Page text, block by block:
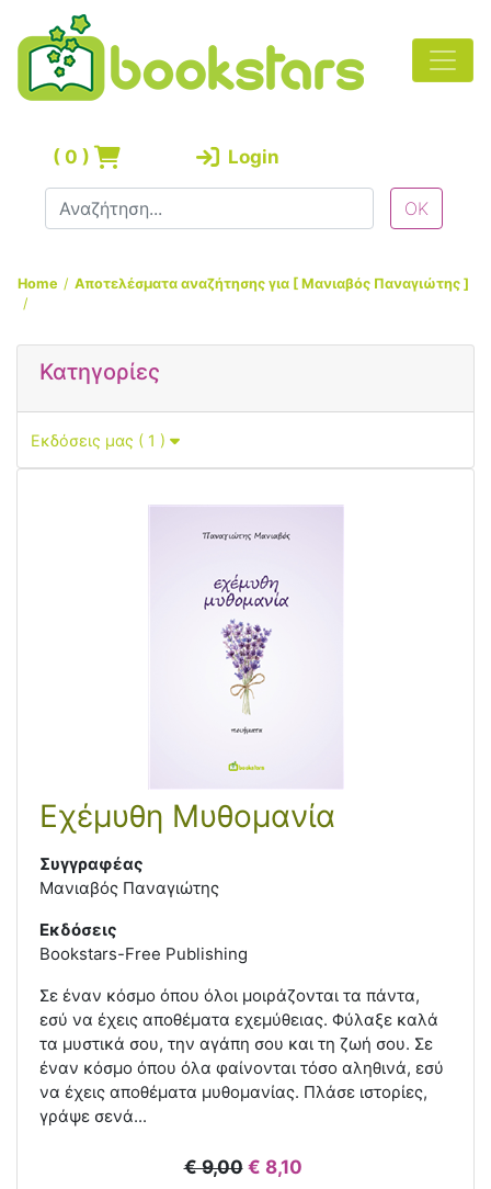
( 0 ) Login
Home Αποτελέσματα αναζήτησης για [ Μανιαβός Παναγιώτης ]
Κατηγορίες
Εκδόσεις μας ( 1 )
Εχέμυθη Μυθομανία
Συγγραφέας
Μανιαβός Παναγιώτης
Εκδόσεις
Bookstars-Free Publishing
Σε έναν κόσμο όπου όλοι μοιράζονται τα πάντα,
εσύ να έχεις αποθέματα εχεμύθειας. Φύλαξε καλά
τα μυστικά σου, την αγάπη σου και τη ζωή σου. Σε
έναν κόσμο όπου όλα φαίνονται τόσο αληθινά, εσύ
να έχεις αποθέματα μυθομανίας. Πλάσε ιστορίες,
γράψε σενά...
€ 9,00 € 8,10